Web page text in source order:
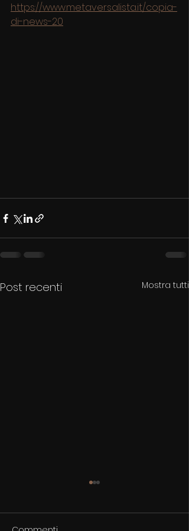
https://www.metaversalista.it/copia-
di-news-20
Post recenti Mostra tutti